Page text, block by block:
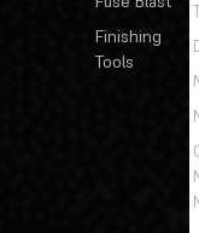
Finishing
Tools